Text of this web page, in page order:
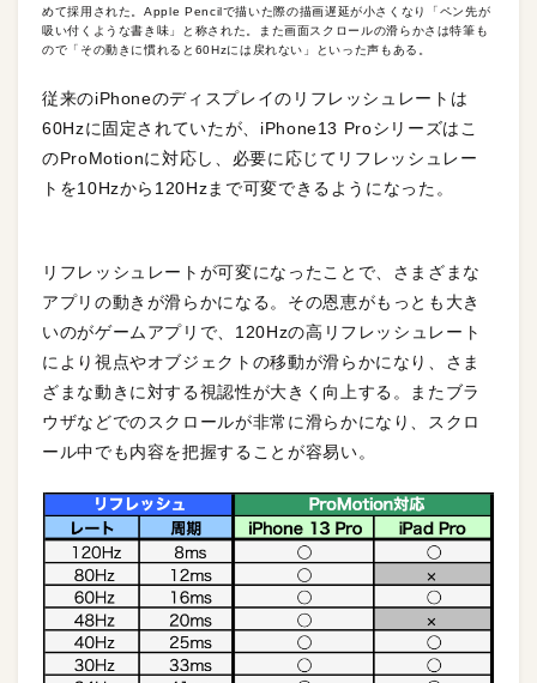
めて採用された。Apple Pencilで描いた際の描画遅延が小さくなり「ペン先が
吸い付くような書き味」と称された。また画面スクロールの滑らかさは特筆も
ので「その動きに慣れると60Hzには戻れない」といった声もある。
従来のiPhoneのディスプレイのリフレッシュレートは
60Hzに固定されていたが、iPhone13 Proシリーズはこ
のProMotionに対応し、必要に応じてリフレッシュレー
トを10Hzから120Hzまで可変できるようになった。
リフレッシュレートが可変になったことで、さまざまな
アプリの動きが滑らかになる。その恩恵がもっとも大き
いのがゲームアプリで、120Hzの高リフレッシュレート
により視点やオブジェクトの移動が滑らかになり、さま
ざまな動きに対する視認性が大きく向上する。またブラ
ウザなどでのスクロールが非常に滑らかになり、スクロ
ール中でも内容を把握することが容易い。